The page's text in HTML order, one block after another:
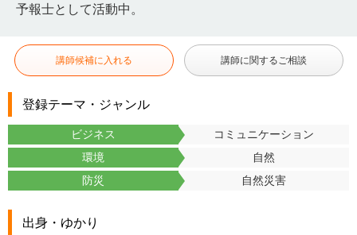
予報士として活動中。
講師候補に入れる 講師に関するご相談
登録テーマ・ジャンル
ビジネス
コミュニケーション
環境
自然
防災
自然災害
出身・ゆかり